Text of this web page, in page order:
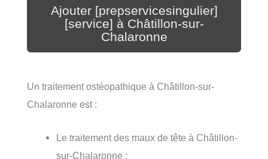
Ajouter [prepservicesingulier]
[service] à Châtillon-sur-
Chalaronne
Un traitement ostéopathique à Châtillon-sur-
Chalaronne est :
Le traitement des maux de tête à Châtillon-
sur-Chalaronne ;